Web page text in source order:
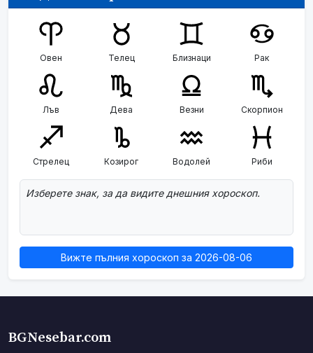
Овен Телец Близнаци Рак
Лъв Дева Везни Скорпион
Стрелец Козирог Водолей Риби
Изберете знак, за да видите днешния хороскоп.
Вижте пълния хороскоп за 2026-08-06
BGNesebar.com